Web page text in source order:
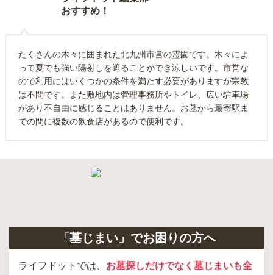
おすすめ！
たくさんの木々に囲まれた北九州市営の霊園です。木々によ
って夏でも強い陽射しを遮ることができ涼しいです。市営な
ので利用にはいくつかの条件を満たす必要がありますが宗教
は不問です。また敷地内は管理事務所やトイレ、広い駐車場
があり不自由に感じることはありません。お墓から最寄駅ま
での間に複数の飲食店があるので便利です。
「墓じまい」でお困りの方へ
ライフドットでは、 お墓探しだけでなく墓じまいも全